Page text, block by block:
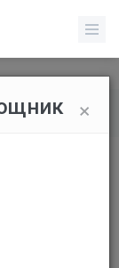
помощь ×